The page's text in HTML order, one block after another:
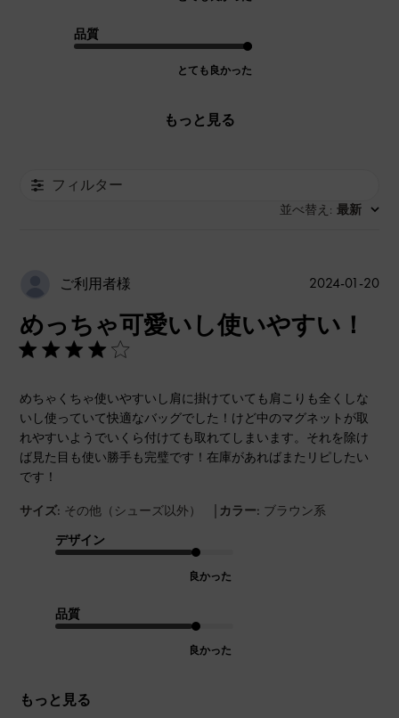
品質
とても良かった
もっと見る
フィルター
並べ替え : 最新
ご利用者様
めっちゃ可愛いし使いやすい！
めちゃくちゃ使いやすいし肩に掛けていても肩こりも全くしな
いし使っていて快適なバッグでした！けど中のマグネットが取
れやすいようでいくら付けても取れてしまいます。それを除け
ば見た目も使い勝手も完璧です！在庫があればまたリピしたい
です！
サイズ: その他（シューズ以外） | カラー: ブラウン系
デザイン
良かった
品質
良かった
もっと見る
公
2024-01-20